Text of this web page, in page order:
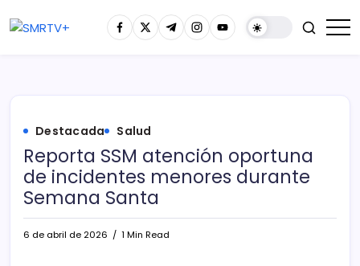
Destacada Salud
Reporta SSM atención oportuna
de incidentes menores durante
Semana Santa
6 de abril de 2026 1 Min Read